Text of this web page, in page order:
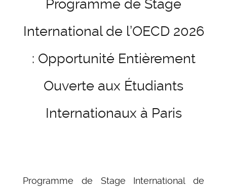
Programme de Stage
International de l’OECD 2026
: Opportunité Entièrement
Ouverte aux Étudiants
Internationaux à Paris
Programme de Stage International de